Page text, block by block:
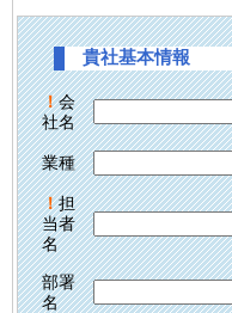
貴社基本情報
！会
社名
業種
！担
当者
名
部署
名